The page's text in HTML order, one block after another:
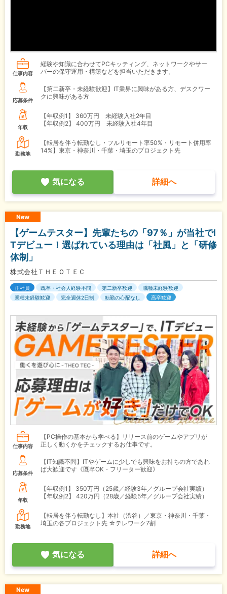
仕事内容
経験や知識に合わせてPCキッティング、ネットワークやサー
バーの保守運用・構築などを担当いただきます。
応募条件
【第二新卒・未経験歓迎】IT業界に興味がある方、デスクワー
クに興味がある方
年収
【年収例1】
360万円 未経験入社2年目
【年収例2】
400万円 未経験入社4年目
勤務地
【転居を伴う転勤なし・フルリモート率50%・リモート併用率
14%】東京・神奈川・千葉・埼玉のプロジェクト先
気になる 詳細へ
New
【ゲームテスター】先輩たちの「97％」が当社でI
Tデビュー！選ばれている理由は「社風」と「研修
体制」
株式会社ＴＨＥＯＴＥＣ
正社員 既卒・社会人経験不問 第二新卒歓迎
職種未経験歓迎
業種未経験歓迎
完全週休2日制 転勤の心配なし 高卒歓迎
仕事内容
【PC操作の基本から学べる】リリース前のゲームやアプリが
正しく動くかをチェックするお仕事です。
応募条件
【IT知識不問】ITやゲームに少しでも興味をお持ちの方であれ
ば大歓迎です《既卒OK・フリーター歓迎》
年収
【年収例1】
350万円（25歳／経験3年／グループ会社実績）
【年収例2】
420万円（28歳／経験5年／グループ会社実績）
勤務地
【転居を伴う転勤なし】本社（渋谷）／東京・神奈川・千葉・
埼玉の各プロジェクト先 ☆テレワーク7割
気になる 詳細へ
New